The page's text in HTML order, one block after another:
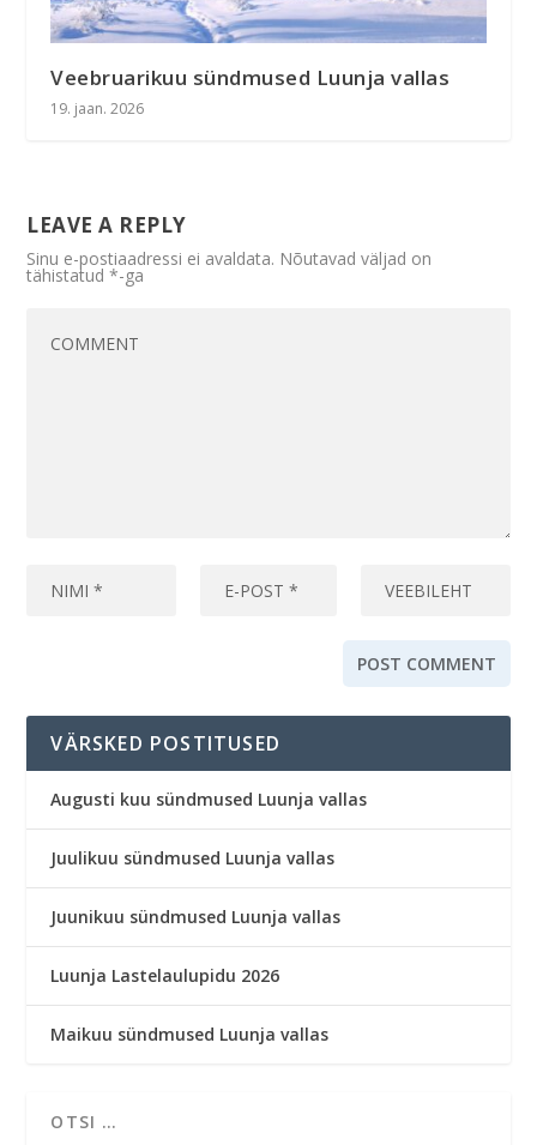
Veebruarikuu sündmused Luunja vallas
19. jaan. 2026
LEAVE A REPLY
Sinu e-postiaadressi ei avaldata. Nõutavad väljad on
tähistatud*-ga
VÄRSKED POSTITUSED
Augusti kuu sündmused Luunja vallas
Juulikuu sündmused Luunja vallas
Juunikuu sündmused Luunja vallas
Luunja Lastelaulupidu 2026
Maikuu sündmused Luunja vallas